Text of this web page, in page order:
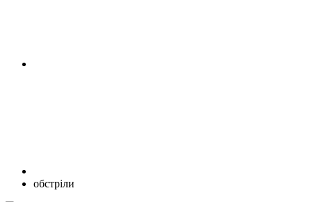
обстріли